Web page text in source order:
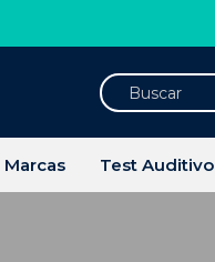
Marcas Test Auditivo